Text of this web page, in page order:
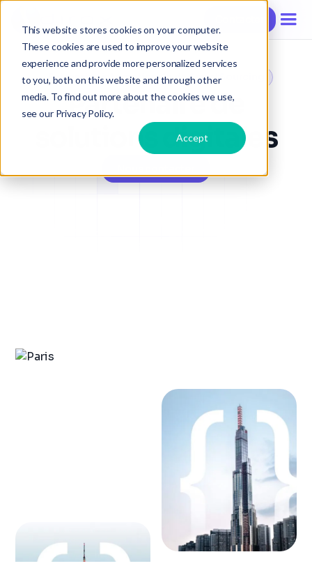
This website stores cookies on your computer.
These cookies are used to improve your website
experience and provide more personalized services
to you, both on this website and through other
media. To find out more about the cookies we use,
see our Privacy Policy.
Accept
Entreprise internationale de SmartSourcing
Partenaire de
solutions digitales